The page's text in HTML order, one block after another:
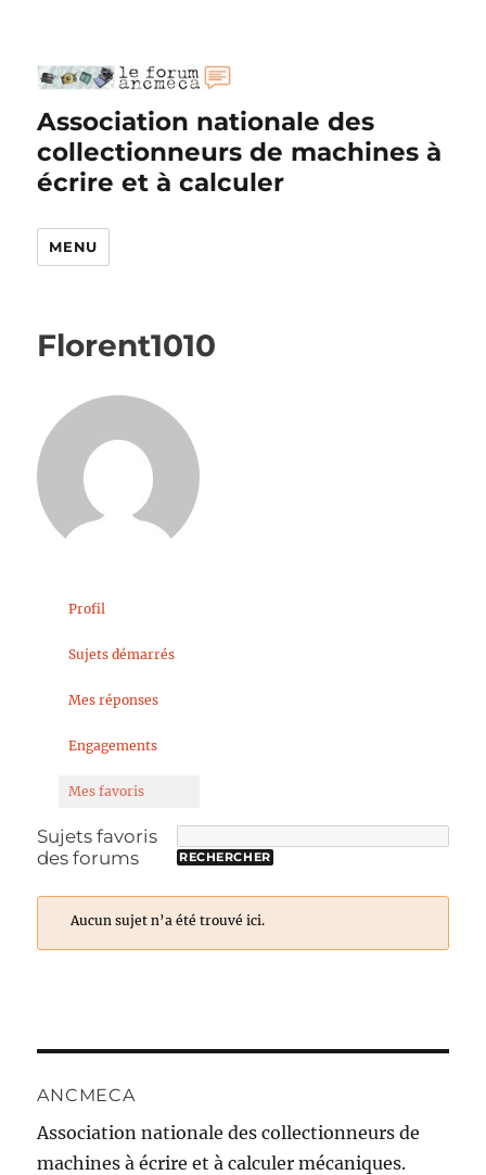
Association nationale des
collectionneurs de machines à
écrire et à calculer
MENU
Florent1010
Profil
Sujets démarrés
Mes réponses
Engagements
Mes favoris
Sujets favoris
des forums
Aucun sujet n’a été trouvé ici.
ANCMECA
Association nationale des collectionneurs de
machines à écrire et à calculer mécaniques.